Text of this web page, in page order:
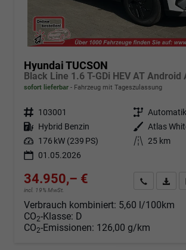
Hyundai TUCSON
sofort lieferbar Fahrzeug mit Tageszulassung
Fahrzeugnr. 103001 Getriebe Automatik
Kraftstoff Hybrid Benzin Außenfarbe Atlas
Leistung 176 kW (239 PS) Kilometerstand 25 km
01.05.2026
34.950,– €
incl. 19% MwSt.
Angebot
Verbrauch kombiniert: 5,60 l/100km
CO2-Klasse: D
CO2-Emissionen: 126,00 g/km